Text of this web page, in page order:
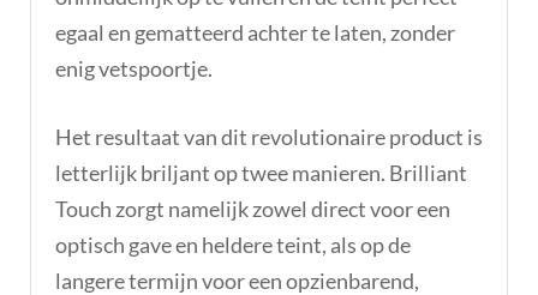
egaal en gematteerd achter te laten, zonder
enig vetspoortje.
Het resultaat van dit revolutionaire product is
letterlijk briljant op twee manieren. Brilliant
Touch zorgt namelijk zowel direct voor een
optisch gave en heldere teint, als op de
langere termijn voor een opzienbarend,